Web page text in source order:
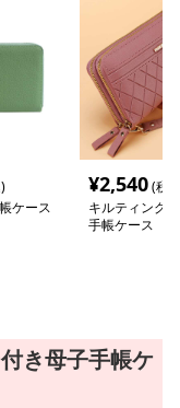
ケース
¥2,540(税
キルティング
手帳ケース
き母子手帳ケ